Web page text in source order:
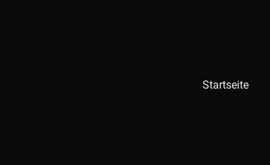
Startseite